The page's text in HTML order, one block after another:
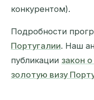
конкурентом).
Подробности
Португалии. Наш
публикации закон
золотую визу